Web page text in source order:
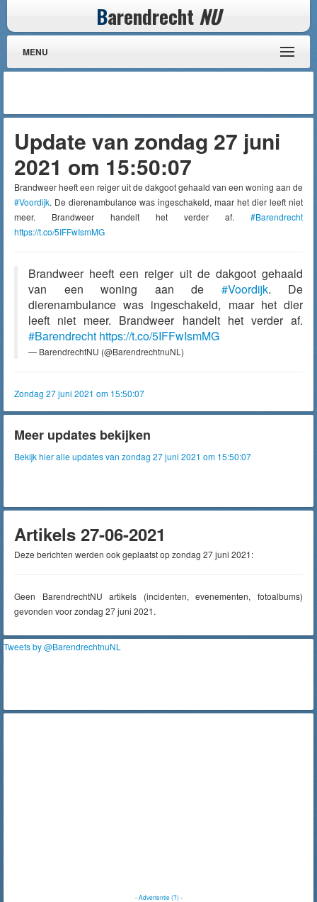
Barendrecht NU
MENU
Update van zondag 27 juni
2021 om 15:50:07
Brandweer heeft een reiger uit de dakgoot gehaald van een woning aan de
#Voordijk. De dierenambulance was ingeschakeld, maar het dier leeft niet
meer. Brandweer handelt het verder af. #Barendrecht
https://t.co/5IFFwIsmMG
Brandweer heeft een reiger uit de dakgoot gehaald
van een woning aan de #Voordijk. De
dierenambulance was ingeschakeld, maar het dier
leeft niet meer. Brandweer handelt het verder af.
#Barendrecht https://t.co/5IFFwIsmMG
— BarendrechtNU (@BarendrechtnuNL)
Zondag 27 juni 2021 om 15:50:07
Meer updates bekijken
Bekijk hier alle updates van zondag 27 juni 2021 om 15:50:07
Artikels 27-06-2021
Deze berichten werden ook geplaatst op zondag 27 juni 2021:
Geen BarendrechtNU artikels (incidenten, evenementen, fotoalbums)
gevonden voor zondag 27 juni 2021.
Tweets by @BarendrechtnuNL
-Advertentie (?)-